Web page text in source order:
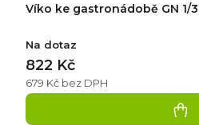
Víko ke gastronádobě GN 1/
Na dotaz
679 Kč bez DPH
822 Kč